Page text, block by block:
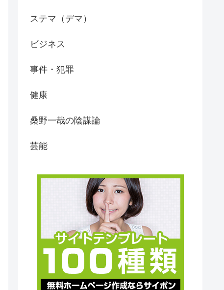
ステマ（デマ）
ビジネス
事件・犯罪
健康
桑野一哉の陰謀論
芸能